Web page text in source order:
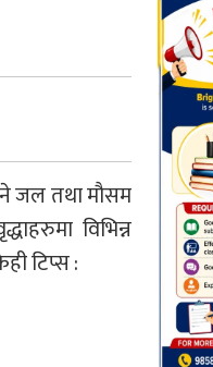
जल तथा मौसम
विभिन्न
टिप्स :